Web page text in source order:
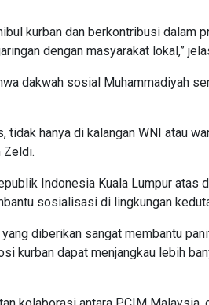
kurban dan berkontribusi dalam
dengan masyarakat lokal,”
dakwah sosial Muhammadiyah
hanya di kalangan WNI atau
Zeldi.
Indonesia Kuala Lumpur atas
sosialisasi di lingkungan
diberikan sangat membantu
kurban dapat menjangkau lebih